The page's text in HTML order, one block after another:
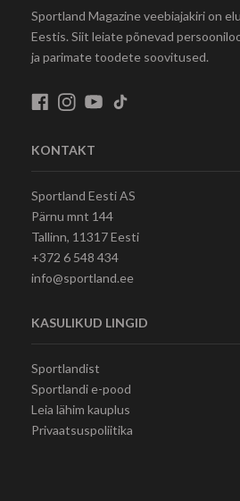
Sportland Magazine veebiajakiri on
Eestis. Siit leiate põnevad
ja parimate toodete soovitused.
KONTAKT
Sportland Eesti AS
Pärnu mnt 144
Tallinn, 11317 Eesti
+372 6 548 434
info@sportland.ee
KASULIKUD LINGID
Sportlandist
Sportlandi e-pood
Leia lähim kauplus
Privaatsuspoliitika